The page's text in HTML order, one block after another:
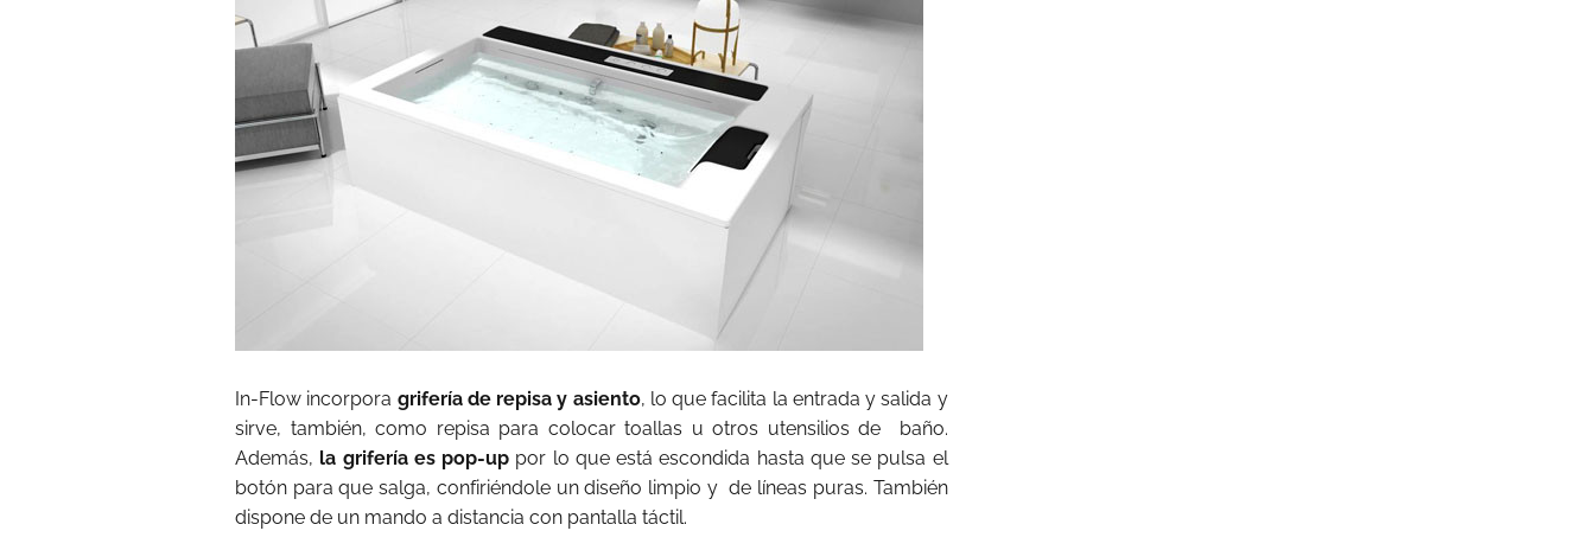
In-Flow incorpora grifería de repisa y asiento, lo que facilita la entrada y salida y
sirve, también, como repisa para colocar toallas u otros utensilios de baño.
Además, la grifería es pop-up por lo que está escondida hasta que se pulsa el
botón para que salga, confiriéndole un diseño limpio y de líneas puras. También
dispone de un mando a distancia con pantalla táctil.